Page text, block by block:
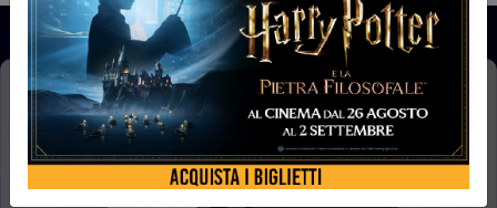
BTS WORLD TOUR ‘ARIRANG' IN
JAPAN: LIVE VIEWING